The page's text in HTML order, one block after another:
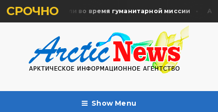
СРОЧНО
жертв почтили во время гуманитарной миссии
Show Menu